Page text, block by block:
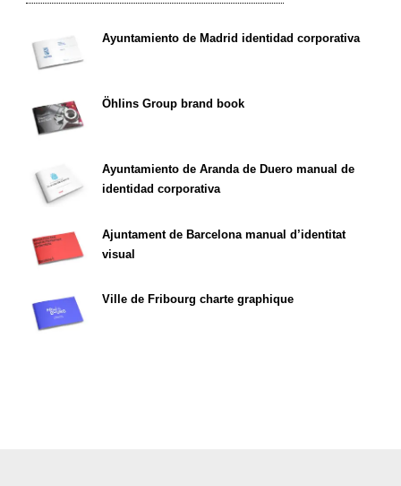
Ayuntamiento de Madrid identidad corporativa
Öhlins Group brand book
Ayuntamiento de Aranda de Duero manual de
identidad corporativa
Ajuntament de Barcelona manual d’identitat
visual
Ville de Fribourg charte graphique